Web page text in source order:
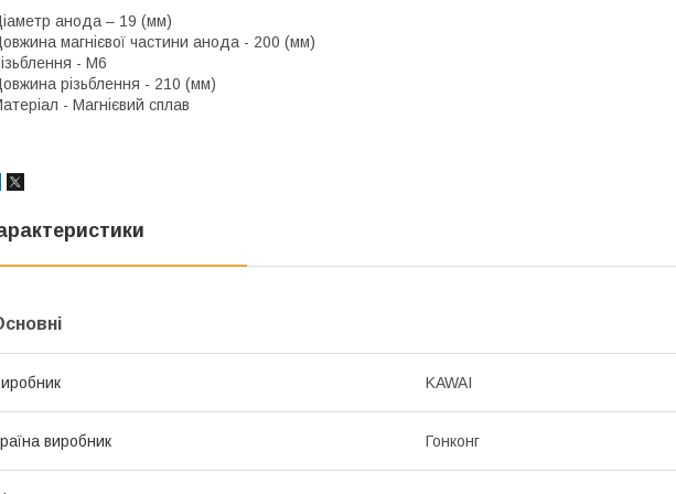
анода – 19 (мм)
магнієвої частини анода - 200 (мм)
- М6
різьблення - 210 (мм)
- Магнієвий сплав
KAWAI
виробник Гонконг